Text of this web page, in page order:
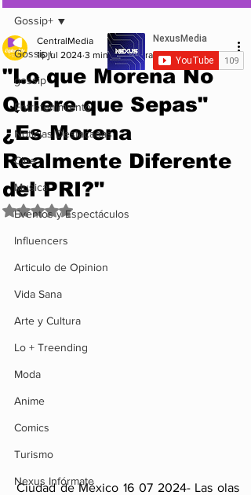
Gossip+
gossip
Entretenimiento
Noticias Destacadas
Cine
Musica
Eventos y Espectáculos
Influencers
Articulo de Opinion
Vida Sana
Arte y Cultura
Lo + Treending
Moda
Anime
Comics
Turismo
Nexus Infórmate
Gossip+
"Lo que Morena No
Quiere que Sepas"
¿Es Morena
Realmente Diferente
del PRI?"
CentralMedia
16 jul 2024 3 min de lectura
Obtuvo NaN de 5 estrellas.
Ciudad de México 16 07 2024- Las olas